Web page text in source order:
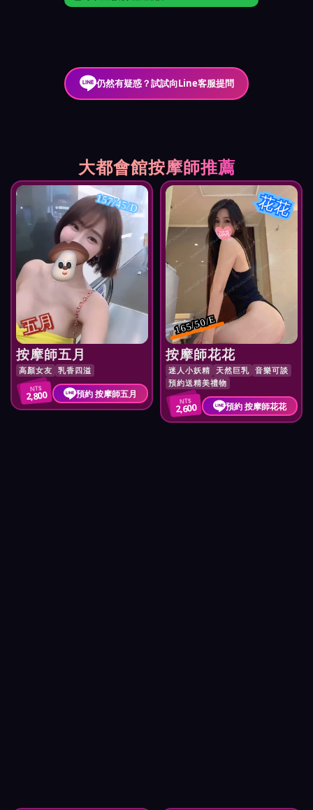
仍然有疑惑？試試向Line客服提問
大都會館按摩師推薦
五月
157/45/D
按摩師五月
高顏女友 乳香四溢
NT$
2,800 預約 按摩師五月
花花
165/50/E
按摩師花花
迷人小妖精 天然巨乳 音樂可談
預約送精美禮物
NT$
2,600 預約 按摩師花花